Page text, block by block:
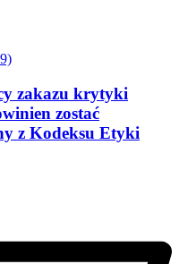
zakazu krytyki
zostać
z Kodeksu Etyki